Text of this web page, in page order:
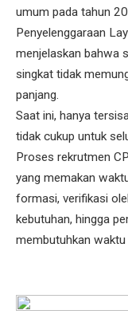
umum pada tahun
Penyelenggaraan
menjelaskan bahwa
singkat tidak
panjang.
Saat ini, hanya
tidak cukup untuk
Proses rekrutmen
yang memakan
formasi, verifikasi
kebutuhan, hingga
membutuhkan waktu